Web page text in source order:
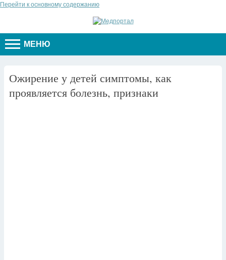
Перейти к основному содержанию
МЕНЮ
Ожирение у детей симптомы, как
проявляется болезнь, признаки